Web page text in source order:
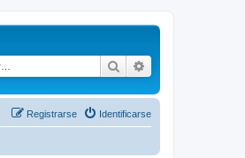
Buscar
Identificarse
Registrarse